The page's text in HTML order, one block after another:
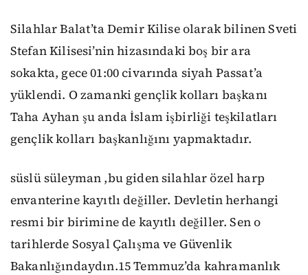
Silahlar Balat’ta Demir Kilise olarak bilinen Sveti
Stefan Kilisesi’nin hizasındaki boş bir ara
sokakta, gece 01:00 civarında siyah Passat’a
yüklendi. O zamanki gençlik kolları başkanı
Taha Ayhan şu anda İslam işbirliği teşkilatları
gençlik kolları başkanlığını yapmaktadır.
süslü süleyman ,bu giden silahlar özel harp
envanterine kayıtlı değiller. Devletin herhangi
resmi bir birimine de kayıtlı değiller. Sen o
tarihlerde Sosyal Çalışma ve Güvenlik
Bakanlığındaydın.15 Temmuz’da kahramanlık